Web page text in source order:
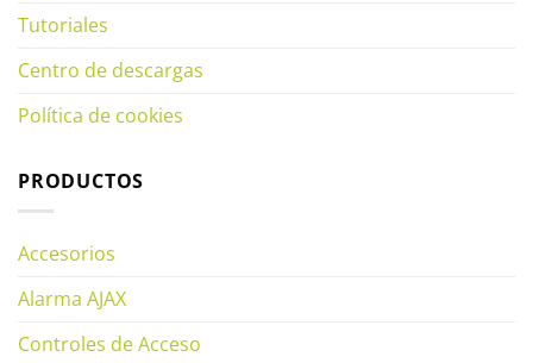
Tutoriales
Centro de descargas
Política de cookies
PRODUCTOS
Accesorios
Alarma AJAX
Controles de Acceso